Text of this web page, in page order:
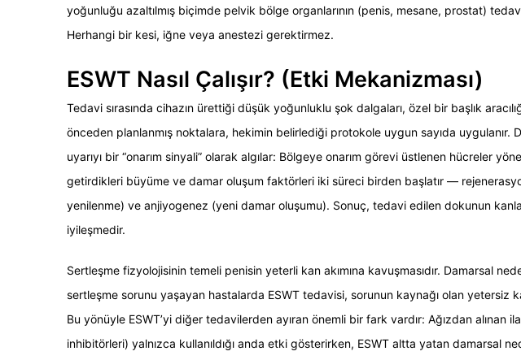
yoğunluğu azaltılmış biçimde pelvik bölge organlarının (penis, mesane, prostat)
Herhangi bir kesi, iğne veya anestezi gerektirmez.
ESWT Nasıl Çalışır? (Etki Mekanizması)
Tedavi sırasında cihazın ürettiği düşük yoğunluklu şok dalgaları, özel bir başlık
önceden planlanmış noktalara, hekimin belirlediği protokole uygun sayıda uygulanır.
uyarıyı bir “onarım sinyali” olarak algılar: Bölgeye onarım görevi üstlenen hücreler
getirdikleri büyüme ve damar oluşum faktörleri iki süreci birden başlatır —
yenilenme) ve anjiyogenez (yeni damar oluşumu). Sonuç, tedavi edilen dokunun
iyileşmedir.
Sertleşme fizyolojisinin temeli penisin yeterli kan akımına kavuşmasıdır. Damarsal
sertleşme sorunu yaşayan hastalarda ESWT tedavisi, sorunun kaynağı olan yetersiz
Bu yönüyle ESWT’yi diğer tedavilerden ayıran önemli bir fark vardır: Ağızdan alınan
inhibitörleri) yalnızca kullanıldığı anda etki gösterirken, ESWT altta yatan damarsal